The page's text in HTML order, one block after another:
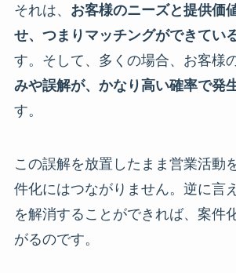
それは、 お客様のニーズと提供価
せ、つまりマッチングができてい
す。そして、多くの場合、お客様
みや誤解が、かなり高い確率で発
す。
この誤解を放置したまま営業活動
件化にはつながりません。逆に言
を解消することができれば、案件
がるのです。